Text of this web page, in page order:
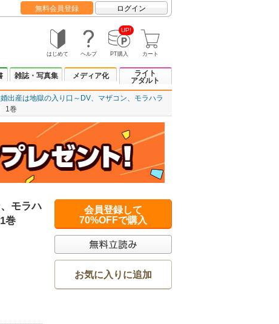
無料会員登録 ログイン
はじめて ヘルプ
UP!
PT購入 カート
雑誌・写真集 メディア化
ライト
アダルト
出産は地獄の入り口～DV、マザコン、モラハラ
1巻
モラハ
巻
会員登録して
70%OFFで購入
お気に入りに追加